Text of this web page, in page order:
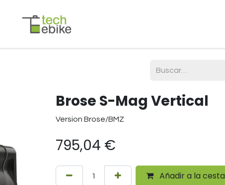
Brose S-Mag Vertical
Version Brose/BMZ
795,04 €
Añadir a la cesta